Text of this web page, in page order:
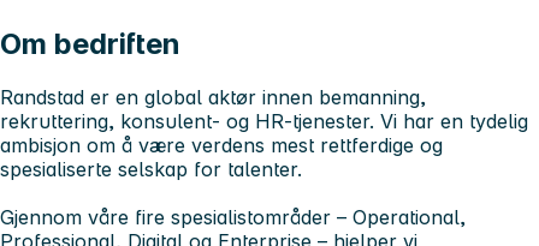
Om bedriften
Randstad er en global aktør innen bemanning,
rekruttering, konsulent- og HR-tjenester. Vi har en tydelig
ambisjon om å være verdens mest rettferdige og
spesialiserte selskap for talenter.
Gjennom våre fire spesialistområder – Operational,
Professional, Digital og Enterprise – hjelper vi